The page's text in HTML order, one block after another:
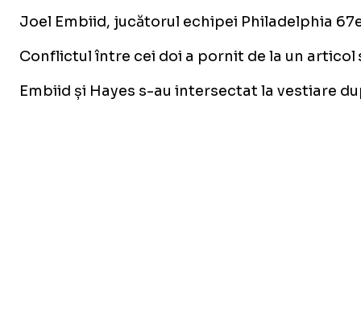
Joel Embiid, jucătorul echipei Philadelphia
Conflictul între cei doi a pornit de la un articol
Embiid și Hayes s-au intersectat la vestiare